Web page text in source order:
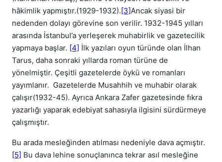
hâkimlik yapmıştır.(1929-1932).[3]Ancak siyasi bir
nedenden dolayı görevine son verilir. 1932-1945 yılları
arasında İstanbul’a yerleşerek muhabirlik ve gazetecilik
yapmaya başlar. [4] İlk yazıları oyun türünde olan İlhan
Tarus, daha sonraki yıllarda roman türüne de
yönelmiştir. Çeşitli gazetelerde öykü ve romanları
yayımlanır. Gazetelerde Musahhih ve muhabir olarak
çalışır(1932-45). Ayrıca Ankara Zafer gazetesinde fıkra
yazarlığı yaparak edebiyat sahasıyla ilgisini sürdürmeye
çalışmıştır.
Bu arada mesleğinden atılması nedeniyle dava açmıştır.
[5] Bu dava lehine sonuçlanınca tekrar asıl mesleğine